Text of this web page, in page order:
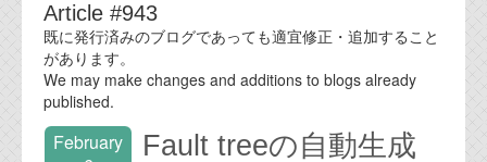
業務内容
会社案内
Article #943
既に発行済みのブログであっても適宜修正・追加すること
があります。
We may make changes and additions to blogs already
published.
February
Fault treeの自動生成